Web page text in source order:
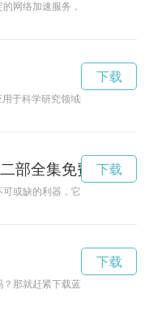
网络加速服务，让您无忧畅游
于科学研究领域的装置，通过加
下载
部全集免费观看
或缺的利器，它能够帮助观众
下载
那就赶紧下载蓝鲸加速器吧！
下载